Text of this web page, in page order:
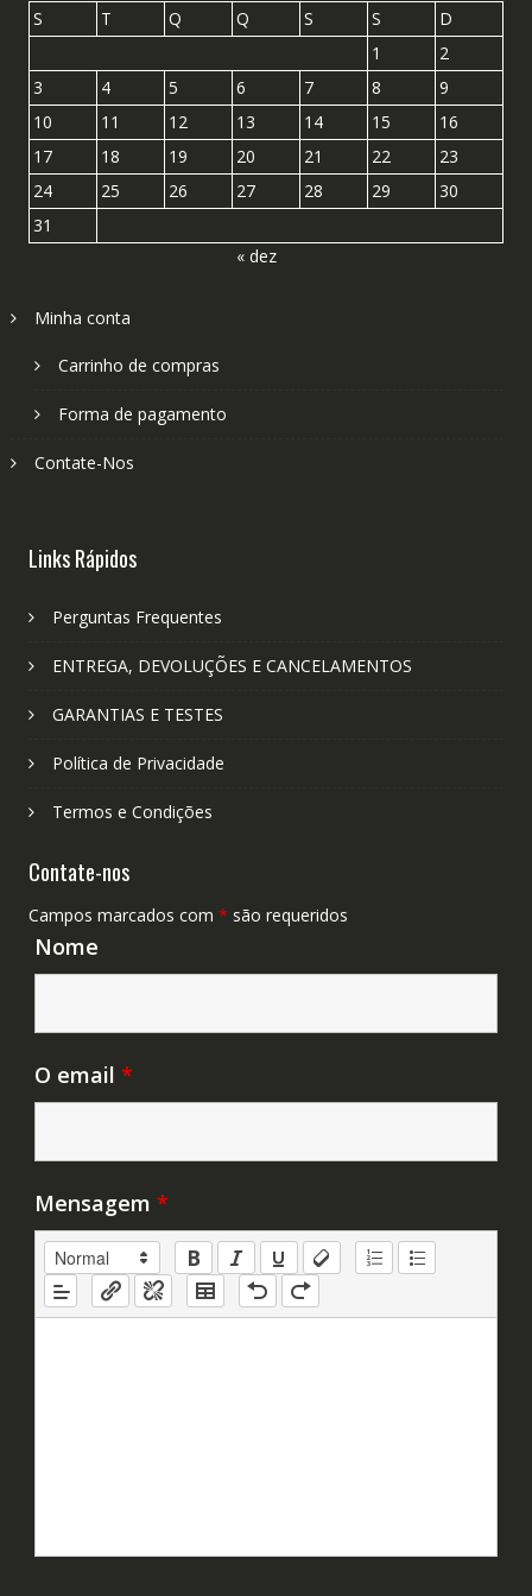
S T Q Q S S
D
1
2
3
4 5 6 7 8
9
10
11 12 13 14 15
16
17
18 19 20 21 22
23
24
25 26 27 28 29
30
31
« dez
Minha conta
Carrinho de compras
Forma de pagamento
Contate-Nos
Links Rápidos
Perguntas Frequentes
ENTREGA, DEVOLUÇÕES E CANCELAMENTOS
GARANTIAS E TESTES
Política de Privacidade
Termos e Condições
Contate-nos
Campos marcados com * são requeridos
Nome
O email *
Mensagem *